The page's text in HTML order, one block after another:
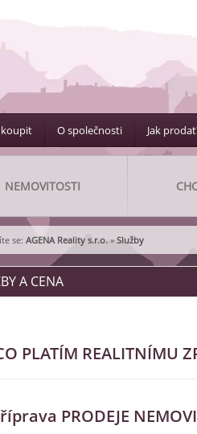
koupit O společnosti Jak
NEMOVITOSTI
se: AGENA Reality s.r.o. » Služby
A CENA
PLATÍM REALITNÍMU
PRODEJE